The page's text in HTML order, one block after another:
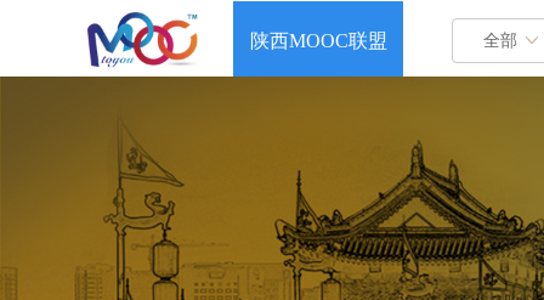
首页
陕西MOOC联盟 全部